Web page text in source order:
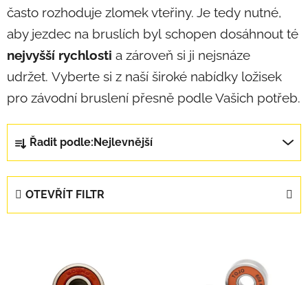
často rozhoduje zlomek vteřiny. Je tedy nutné,
aby jezdec na bruslích byl schopen dosáhnout té
nejvyšší rychlosti a zároveň si ji nejsnáze
udržet. Vyberte si z naší široké nabídky ložisek
pro závodní bruslení přesně podle Vašich potřeb.
Řazení produktů
Řadit podle: Nejlevnější
OTEVŘÍT FILTR